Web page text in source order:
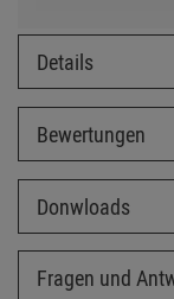
Details
Bewertungen
Donwloads
Fragen und